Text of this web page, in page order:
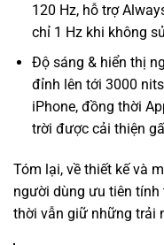
120 Hz, hỗ trợ
chỉ 1 Hz khi không
Độ sáng & hiển thị
đỉnh lên tới 3000
iPhone, đồng thời
trời được cải thiện
Tóm lại, về thiết kế và
người dùng ưu tiên
thời vẫn giữ những trải